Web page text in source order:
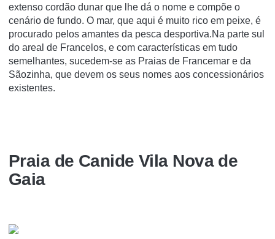
extenso cordão dunar que lhe dá o nome e compõe o
cenário de fundo. O mar, que aqui é muito rico em peixe, é
procurado pelos amantes da pesca desportiva.Na parte sul
do areal de Francelos, e com características em tudo
semelhantes, sucedem-se as Praias de Francemar e da
Sãozinha, que devem os seus nomes aos concessionários
existentes.
Praia de Canide Vila Nova de
Gaia